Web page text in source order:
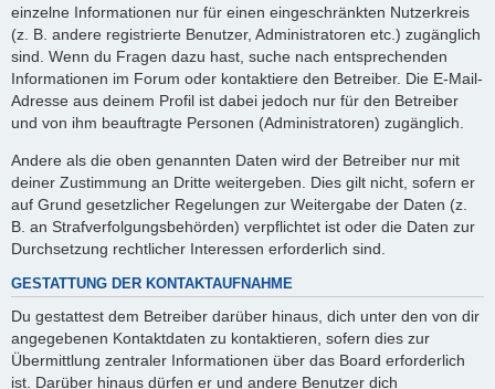
einzelne Informationen nur für einen eingeschränkten Nutzerkreis
(z. B. andere registrierte Benutzer, Administratoren etc.) zugänglich
sind. Wenn du Fragen dazu hast, suche nach entsprechenden
Informationen im Forum oder kontaktiere den Betreiber. Die E-Mail-
Adresse aus deinem Profil ist dabei jedoch nur für den Betreiber
und von ihm beauftragte Personen (Administratoren) zugänglich.
Andere als die oben genannten Daten wird der Betreiber nur mit
deiner Zustimmung an Dritte weitergeben. Dies gilt nicht, sofern er
auf Grund gesetzlicher Regelungen zur Weitergabe der Daten (z.
B. an Strafverfolgungsbehörden) verpflichtet ist oder die Daten zur
Durchsetzung rechtlicher Interessen erforderlich sind.
GESTATTUNG DER KONTAKTAUFNAHME
Du gestattest dem Betreiber darüber hinaus, dich unter den von dir
angegebenen Kontaktdaten zu kontaktieren, sofern dies zur
Übermittlung zentraler Informationen über das Board erforderlich
ist. Darüber hinaus dürfen er und andere Benutzer dich